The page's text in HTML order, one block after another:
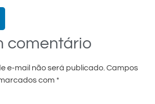
comentário
e-mail não será publicado. Campos
com *